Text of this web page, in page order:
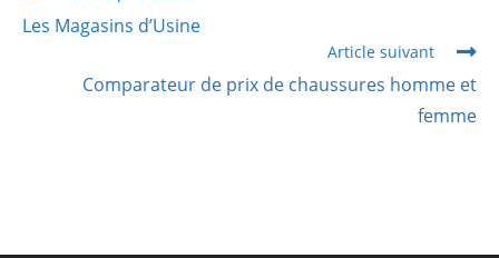
Les Magasins d’Usine
Article suivant
Comparateur de prix de chaussures homme et
femme